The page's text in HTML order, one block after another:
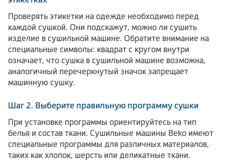
Проверять этикетки на одежде необходимо перед
каждой сушкой. Они подскажут, можно ли сушить
изделие в сушильной машине. Обратите внимание на
специальные символы: квадрат с кругом внутри
означает, что сушка в сушильной машине возможна,
аналогичный перечеркнутый значок запрещает
машинную сушку.
Шаг 2. Выберите правильную программу сушки
При установке программы ориентируйтесь на тип
белья и состав ткани. Сушильные машины Вeko имеют
специальные программы для различных материалов,
таких как хлопок, шерсть или деликатные ткани.